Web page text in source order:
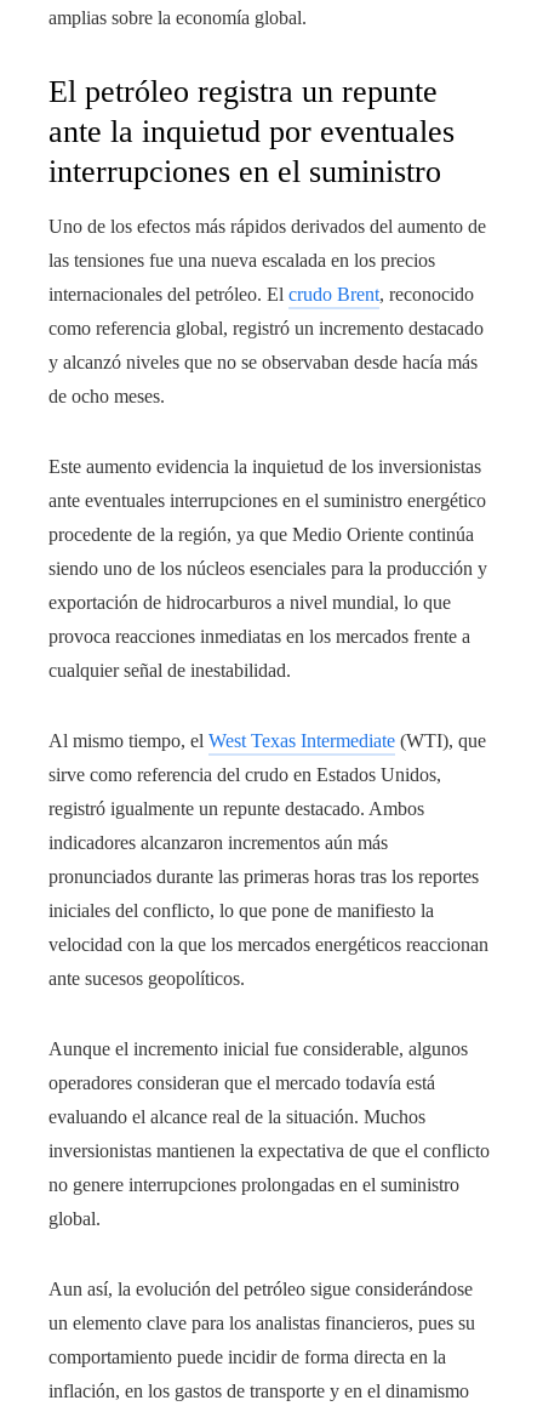
amplias sobre la economía global.
El petróleo registra un repunte
ante la inquietud por eventuales
interrupciones en el suministro
Uno de los efectos más rápidos derivados del aumento de
las tensiones fue una nueva escalada en los precios
internacionales del petróleo. El crudo Brent, reconocido
como referencia global, registró un incremento destacado
y alcanzó niveles que no se observaban desde hacía más
de ocho meses.
Este aumento evidencia la inquietud de los inversionistas
ante eventuales interrupciones en el suministro energético
procedente de la región, ya que Medio Oriente continúa
siendo uno de los núcleos esenciales para la producción y
exportación de hidrocarburos a nivel mundial, lo que
provoca reacciones inmediatas en los mercados frente a
cualquier señal de inestabilidad.
Al mismo tiempo, el West Texas Intermediate (WTI), que
sirve como referencia del crudo en Estados Unidos,
registró igualmente un repunte destacado. Ambos
indicadores alcanzaron incrementos aún más
pronunciados durante las primeras horas tras los reportes
iniciales del conflicto, lo que pone de manifiesto la
velocidad con la que los mercados energéticos reaccionan
ante sucesos geopolíticos.
Aunque el incremento inicial fue considerable, algunos
operadores consideran que el mercado todavía está
evaluando el alcance real de la situación. Muchos
inversionistas mantienen la expectativa de que el conflicto
no genere interrupciones prolongadas en el suministro
global.
Aun así, la evolución del petróleo sigue considerándose
un elemento clave para los analistas financieros, pues su
comportamiento puede incidir de forma directa en la
inflación, en los gastos de transporte y en el dinamismo